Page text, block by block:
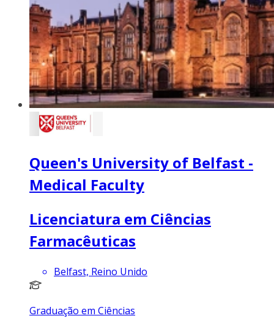
Queen's University of Belfast -
Medical Faculty
Licenciatura em Ciências
Farmacêuticas
Belfast, Reino Unido
Graduação em Ciências